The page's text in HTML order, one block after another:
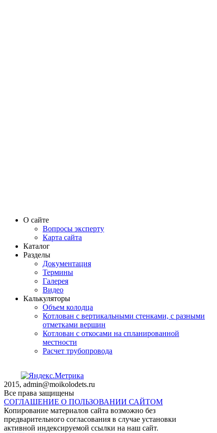
О сайте
Вопросы эксперту
Карта сайта
Каталог
Разделы
Документация
Термины
Галерея
Видео
Калькуляторы
Объем колодца
Котлован с вертикальными стенками, с разными
отметками вершин
Котлован с откосами на спланированной
местности
Расчет трубопровода
2015, admin@moikolodets.ru
Все права защищены
СОГЛАШЕНИЕ О ПОЛЬЗОВАНИИ САЙТОМ
Копирование материалов сайта возможно без
предварительного согласования в случае установки
активной индексируемой ссылки на наш сайт.